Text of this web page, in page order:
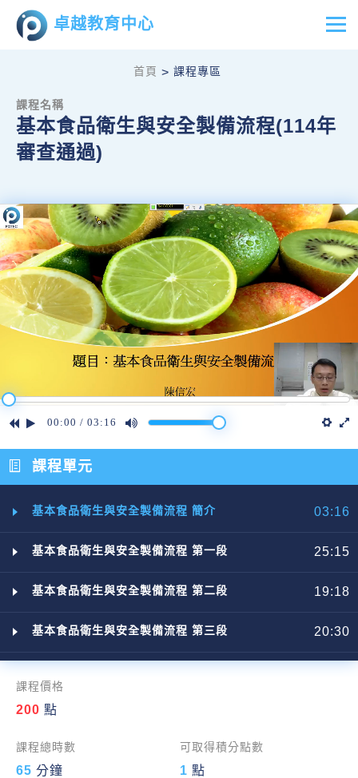
卓越教育中心
首頁 > 課程專區
課程名稱
基本食品衛生與安全製備流程(114年
審查通過)
00:00 / 03:16
課程單元
基本食品衛生與安全製備流程 簡介 03:16
基本食品衛生與安全製備流程 第一段 25:15
基本食品衛生與安全製備流程 第二段 19:18
基本食品衛生與安全製備流程 第三段 20:30
課程價格
200 點
課程總時數
65 分鐘
可取得積分點數
1 點